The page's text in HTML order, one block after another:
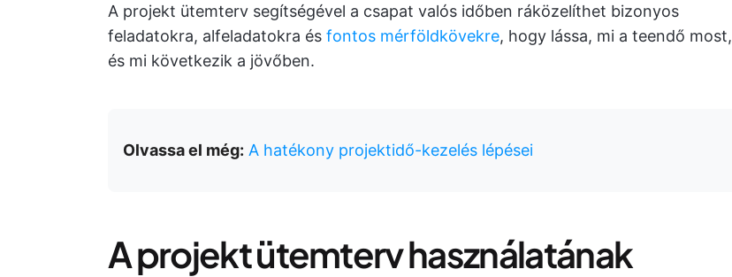
A projekt ütemterv segítségével a csapat valós időben ráközelíthet bizonyos
feladatokra, alfeladatokra és fontos mérföldkövekre, hogy lássa, mi a teendő most,
és mi következik a jövőben.
Olvassa el még: A hatékony projektidő-kezelés lépései
A projekt ütemterv használatának